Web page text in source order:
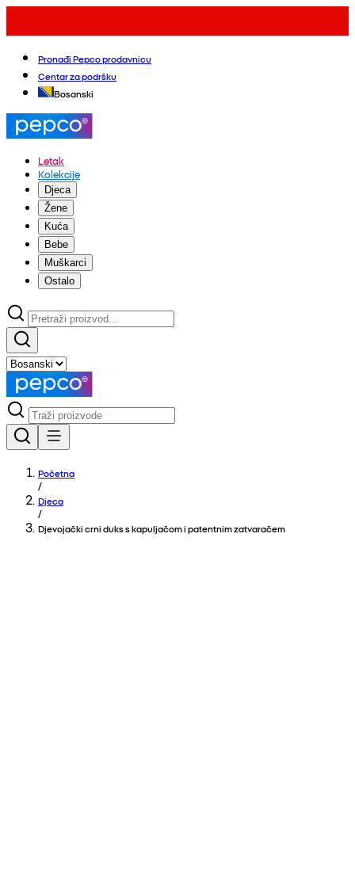
Pronađi Pepco prodavnicu
Centar za podršku
Bosanski
Letak
Kolekcije
Djeca
Žene
Kuća
Bebe
Muškarci
Ostalo
Početna
/
Djeca
/
Djevojački crni duks s kapuljačom i patentnim zatvaračem